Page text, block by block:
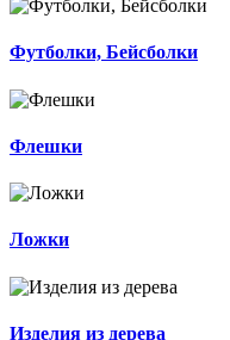
Футболки, Бейсболки
Флешки
Ложки
Изделия из дерева